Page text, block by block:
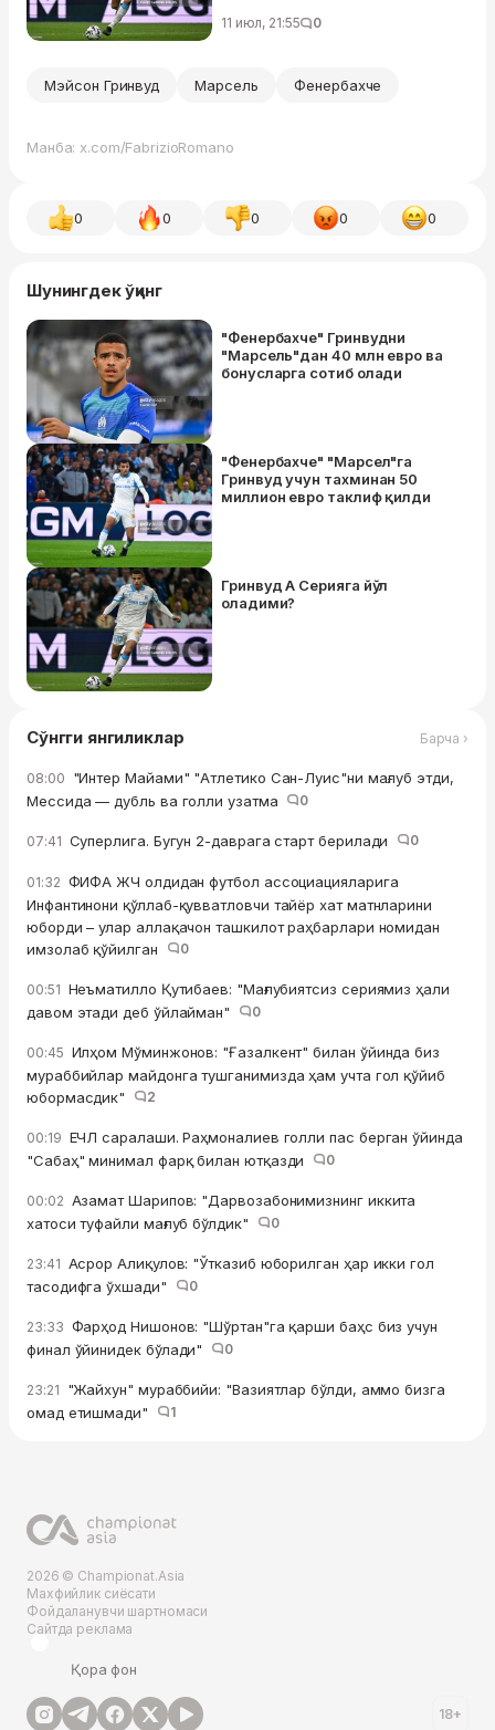
11 июл, 21:55 0
Мэйсон Гринвуд Марсель Фенербахче
Манба: x.com/FabrizioRomano
0 0 0 0 0
Шунингдек ўқинг
"Фенербахче" Гринвудни
"Марсель"дан 40 млн евро ва
бонусларга сотиб олади
"Фенербахче" "Марсел"га
Гринвуд учун тахминан 50
миллион евро таклиф қилди
Гринвуд А Серияга йўл
оладими?
Сўнгги янгиликлар Барча ›
08:00 "Интер Майами" "Атлетико Сан-Луис"ни мағлуб этди,
Мессида — дубль ва голли узатма
0
07:41 Суперлига. Бугун 2-даврага старт берилади 0
01:32 ФИФА ЖЧ олдидан футбол ассоциацияларига
Инфантинони қўллаб-қувватловчи тайёр хат матнларини
юборди – улар аллақачон ташкилот раҳбарлари номидан
имзолаб қўйилган
0
00:51 Неъматилло Қутибаев: "Мағлубиятсиз сериямиз ҳали
давом этади деб ўйлайман"
0
00:45 Илҳом Мўминжонов: "Ғазалкент" билан ўйинда биз
мураббийлар майдонга тушганимизда ҳам учта гол қўйиб
юбормасдик"
2
00:19 ЕЧЛ саралаши. Раҳмоналиев голли пас берган ўйинда
"Сабаҳ" минимал фарқ билан ютқазди
0
00:02 Азамат Шарипов: "Дарвозабонимизнинг иккита
хатоси туфайли мағлуб бўлдик"
0
23:41 Асрор Алиқулов: "Ўтказиб юборилган ҳар икки гол
тасодифга ўхшади"
0
23:33 Фарҳод Нишонов: "Шўртан"га қарши баҳс биз учун
финал ўйинидек бўлади"
0
23:21 "Жайхун" мураббийи: "Вазиятлар бўлди, аммо бизга
омад етишмади"
1
2026 © Championat.Asia
Махфийлик сиёсати
Фойдаланувчи шартномаси
Сайтда реклама
Қора фон
18+